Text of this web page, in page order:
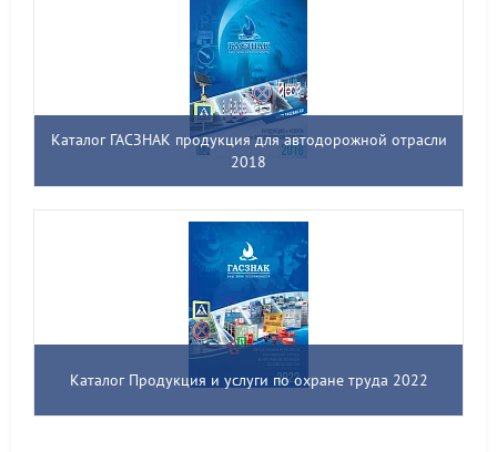
Каталог ГАСЗНАК продукция для автодорожной отрасли
2018
Каталог Продукция и услуги по охране труда 2022